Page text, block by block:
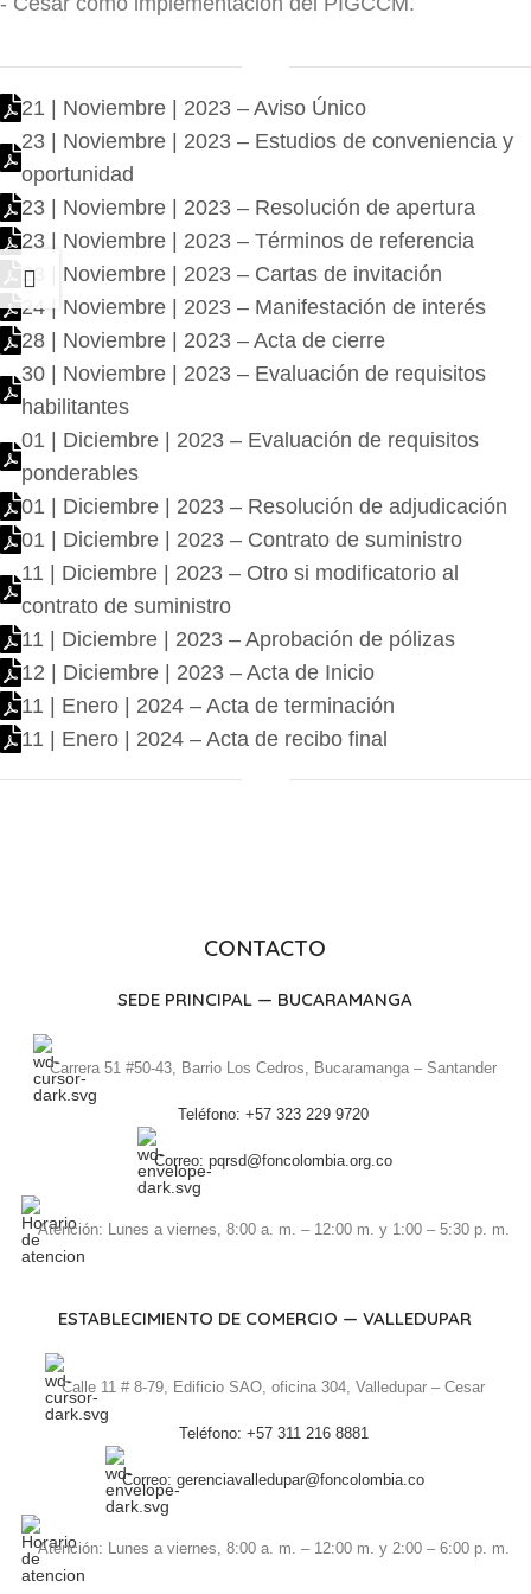
21 | Noviembre | 2023 – Aviso Único
23 | Noviembre | 2023 – Estudios de conveniencia y
oportunidad
23 | Noviembre | 2023 – Resolución de apertura
23 | Noviembre | 2023 – Términos de referencia
23 | Noviembre | 2023 – Cartas de invitación
24 | Noviembre | 2023 – Manifestación de interés
28 | Noviembre | 2023 – Acta de cierre
30 | Noviembre | 2023 – Evaluación de requisitos
habilitantes
01 | Diciembre | 2023 – Evaluación de requisitos
ponderables
01 | Diciembre | 2023 – Resolución de adjudicación
01 | Diciembre | 2023 – Contrato de suministro
11 | Diciembre | 2023 – Otro si modificatorio al
contrato de suministro
11 | Diciembre | 2023 – Aprobación de pólizas
12 | Diciembre | 2023 – Acta de Inicio
11 | Enero | 2024 – Acta de terminación
11 | Enero | 2024 – Acta de recibo final
CONTACTO
SEDE PRINCIPAL — BUCARAMANGA
Carrera 51 #50-43, Barrio Los Cedros, Bucaramanga – Santander
Teléfono: +57 323 229 9720
Correo: pqrsd@foncolombia.org.co
Atención: Lunes a viernes, 8:00 a. m. – 12:00 m. y 1:00 – 5:30 p. m.
ESTABLECIMIENTO DE COMERCIO — VALLEDUPAR
Calle 11 # 8-79, Edificio SAO, oficina 304, Valledupar – Cesar
Teléfono: +57 311 216 8881
Correo: gerenciavalledupar@foncolombia.co
Atención: Lunes a viernes, 8:00 a. m. – 12:00 m. y 2:00 – 6:00 p. m.